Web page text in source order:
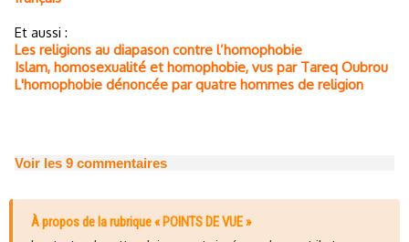
Et aussi :
Les religions au diapason contre l’homophobie
Islam, homosexualité et homophobie, vus par Tareq Oubrou
L'homophobie dénoncée par quatre hommes de religion
Voir les 9 commentaires
À propos de la rubrique « POINTS DE VUE »